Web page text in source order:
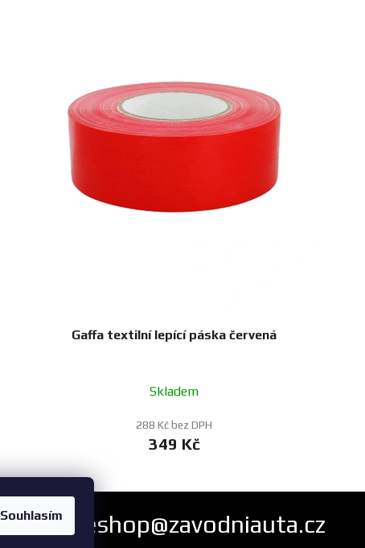
Souhlasím
Gaffa textilní lepící páska červená
Skladem
288 Kč bez DPH
349 Kč
eshop@zavodniauta.cz